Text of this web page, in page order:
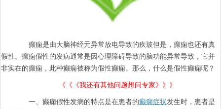
癫痫是由大脑神经元异常放电导致的疾玻但是，癫痫也还有真
假性。癫痫假性的发病通常是因心理障碍导致的脑功能异常导致，它并
非实在的癫痫，此种癫痫被称为假性癫痫。那么，什么是假性癫痫呢？
《《《我还有其他问题想问专家》》》
一、癫痫假性发病的特点是在患者的癫痫症状发生时，患者是